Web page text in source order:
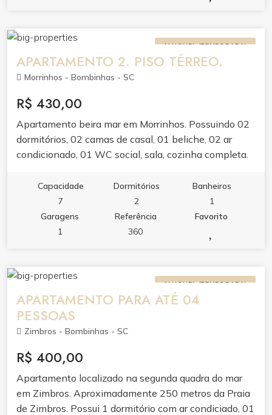
ALUGUEL (TEMPORADA)
APARTAMENTO 2. PISO TÉRREO.
Morrinhos - Bombinhas - SC
R$ 430,00
Apartamento beira mar em Morrinhos. Possuindo 02
dormitórios, 02 camas de casal, 01 beliche, 02 ar
condicionado, 01 WC social, sala, cozinha completa.
internet. Taxa de limpeza R$ 100,00.
Capacidade
7
Dormitórios
2
Banheiros
1
Garagens
1
Referência
360
Favorito
ALUGUEL (TEMPORADA)
APARTAMENTO PARA ATÉ 04
PESSOAS
Zimbros - Bombinhas - SC
R$ 400,00
Apartamento localizado na segunda quadra do mar
em Zimbros. Aproximadamente 250 metros da Praia
de Zimbros. Possui 1 dormitório com ar condiciado, 01